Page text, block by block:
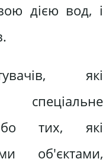
дією вод, і
які
або тих, які
об'єктами,